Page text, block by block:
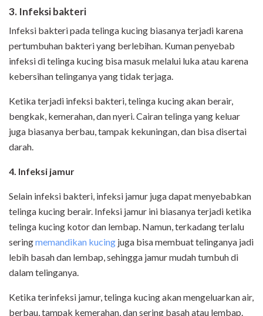
3. Infeksi bakteri
Infeksi bakteri pada telinga kucing biasanya terjadi karena
pertumbuhan bakteri yang berlebihan. Kuman penyebab
infeksi di telinga kucing bisa masuk melalui luka atau karena
kebersihan telinganya yang tidak terjaga.
Ketika terjadi infeksi bakteri, telinga kucing akan berair,
bengkak, kemerahan, dan nyeri. Cairan telinga yang keluar
juga biasanya berbau, tampak kekuningan, dan bisa disertai
darah.
4. Infeksi jamur
Selain infeksi bakteri, infeksi jamur juga dapat menyebabkan
telinga kucing berair. Infeksi jamur ini biasanya terjadi ketika
telinga kucing kotor dan lembap. Namun, terkadang terlalu
seringmemandikan kucing juga bisa membuat telinganya jadi
lebih basah dan lembap, sehingga jamur mudah tumbuh di
dalam telinganya.
Ketika terinfeksi jamur, telinga kucing akan mengeluarkan air,
berbau, tampak kemerahan, dan sering basah atau lembap.